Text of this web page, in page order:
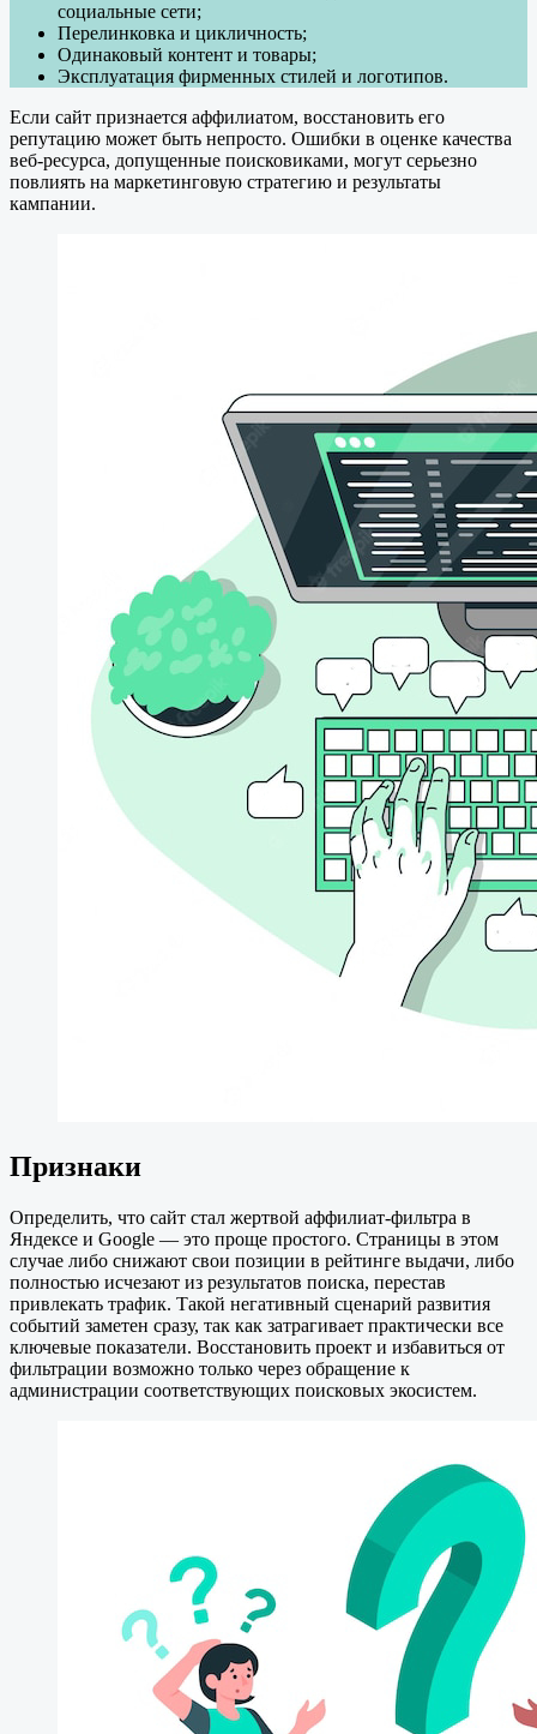
социальные сети;
Перелинковка и цикличность;
Одинаковый контент и товары;
Эксплуатация фирменных стилей и логотипов.
Если сайт признается аффилиатом, восстановить его
репутацию может быть непросто. Ошибки в оценке качества
веб-ресурса, допущенные поисковиками, могут серьезно
повлиять на маркетинговую стратегию и результаты
кампании.
Признаки
Определить, что сайт стал жертвой аффилиат-фильтра в
Яндексе и Google — это проще простого. Страницы в этом
случае либо снижают свои позиции в рейтинге выдачи, либо
полностью исчезают из результатов поиска, перестав
привлекать трафик. Такой негативный сценарий развития
событий заметен сразу, так как затрагивает практически все
ключевые показатели. Восстановить проект и избавиться от
фильтрации возможно только через обращение к
администрации соответствующих поисковых экосистем.